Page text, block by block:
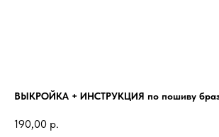
ВЫКРОЙКА + ИНСТРУКЦИЯ по пошиву
190,00 р.